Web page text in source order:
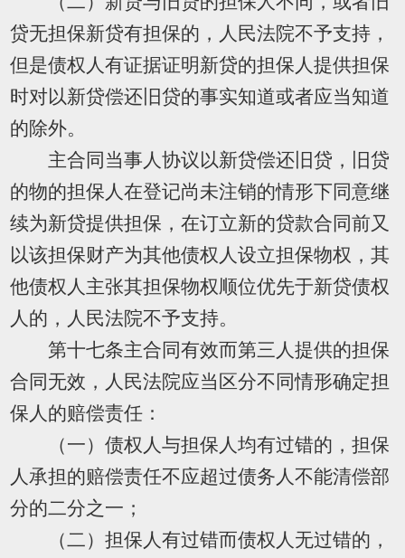
贷无担保新贷有担保的，人民法院不予支持，
但是债权人有证据证明新贷的担保人提供担保
时对以新贷偿还旧贷的事实知道或者应当知道
的除外。
主合同当事人协议以新贷偿还旧贷，旧贷
的物的担保人在登记尚未注销的情形下同意继
续为新贷提供担保，在订立新的贷款合同前又
以该担保财产为其他债权人设立担保物权，其
他债权人主张其担保物权顺位优先于新贷债权
人的，人民法院不予支持。
第十七条主合同有效而第三人提供的担保
合同无效，人民法院应当区分不同情形确定担
保人的赔偿责任：
（一）债权人与担保人均有过错的，担保
人承担的赔偿责任不应超过债务人不能清偿部
分的二分之一；
（二）担保人有过错而债权人无过错的，